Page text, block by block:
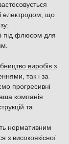
електродом, що
під флюсом для
виробів з
так і за
прогресивні
компанія
та
нормативним
високоякісної